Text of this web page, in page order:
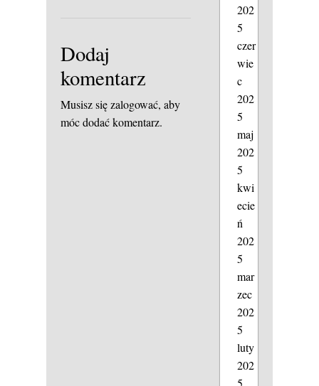
Dodaj
komentarz
Musisz sięzalogować, aby
móc dodać komentarz.
202
5
czer
wie
c
202
5
maj
202
5
kwi
ecie
ń
202
5
mar
zec
202
5
luty
202
5